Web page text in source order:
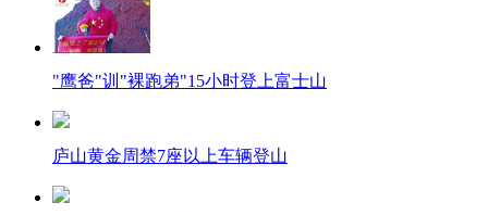
"鹰爸"训"裸跑弟"15小时登上富士山
庐山黄金周禁7座以上车辆登山